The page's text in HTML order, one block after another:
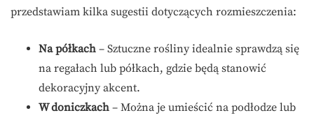
przedstawiam kilka sugestii dotyczących rozmieszczenia:
Na półkach – Sztuczne rośliny idealnie sprawdzą się
na regałach lub półkach, gdzie będą stanowić
dekoracyjny akcent.
W doniczkach – Można je umieścić na podłodze lub